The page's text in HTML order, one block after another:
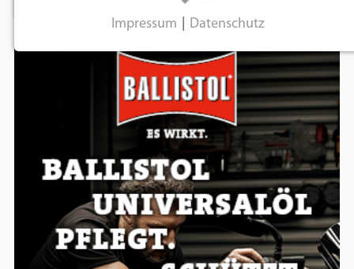
Notwendige Cookies ermöglichen
grundlegende Funktionen und sind für die
einwandfreie Funktion der Website
Einverständnis-Cookie
Name:
cookie_consent
Zweck:
Impressum Datenschutz